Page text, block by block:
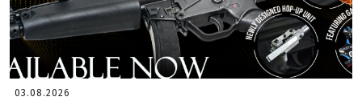
03.08.2026